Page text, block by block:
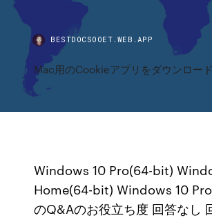
BESTDOCSOOET.WEB.APP
Mac用のCookieアプリをダウンロード
Windows 10 Pro(64-bit)
Home(64-bit) Windows 10
のQ&Aのお役立ち度 回答なし